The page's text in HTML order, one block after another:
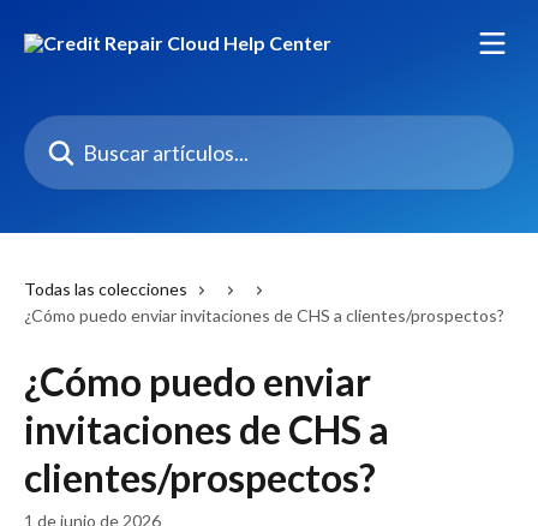
Buscar artículos...
Todas las colecciones
¿Cómo puedo enviar invitaciones de CHS a clientes/prospectos?
¿Cómo puedo enviar
invitaciones de CHS a
clientes/prospectos?
1 de junio de 2026